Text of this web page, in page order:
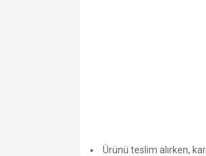
Ürünü teslim alırken,